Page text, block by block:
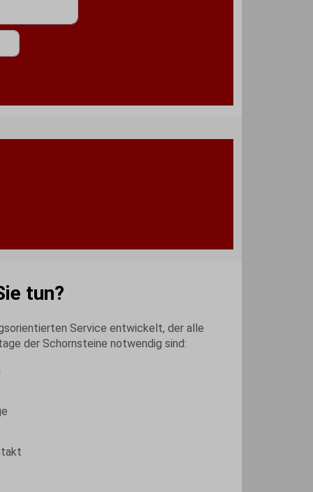
tun?
Service entwickelt, der alle
der Schornsteine notwendig sind: